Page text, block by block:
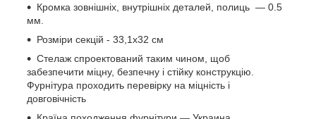
Кромка зовнішніх, внутрішніх деталей, полиць — 0.5
мм.
Розміри секцій - 33,1х32 см
Стелаж спроектований таким чином, щоб
забезпечити міцну, безпечну і стійку конструкцію.
Фурнітура проходить перевірку на міцність і
довговічність